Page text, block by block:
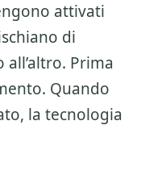
attivati
di
Prima
Quando
la tecnologia